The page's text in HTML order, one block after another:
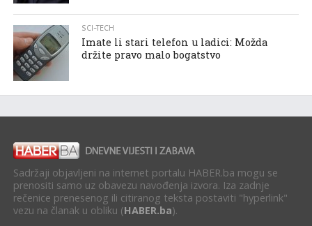
SCI-TECH
Imate li stari telefon u ladici: Možda
držite pravo malo bogatstvo
Sadržaji objavljeni na internet portalu HABER.ba mogu se
prenositi samo uz obavezu navođenja izvora. Iza zadnje
rečenice prenesenog ili citiranog teksta postaviti "hyperlink"
vezu na članak u obliku (HABER.ba).